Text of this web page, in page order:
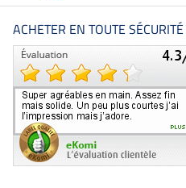
ACHETER EN TOUTE SÉCURITÉ